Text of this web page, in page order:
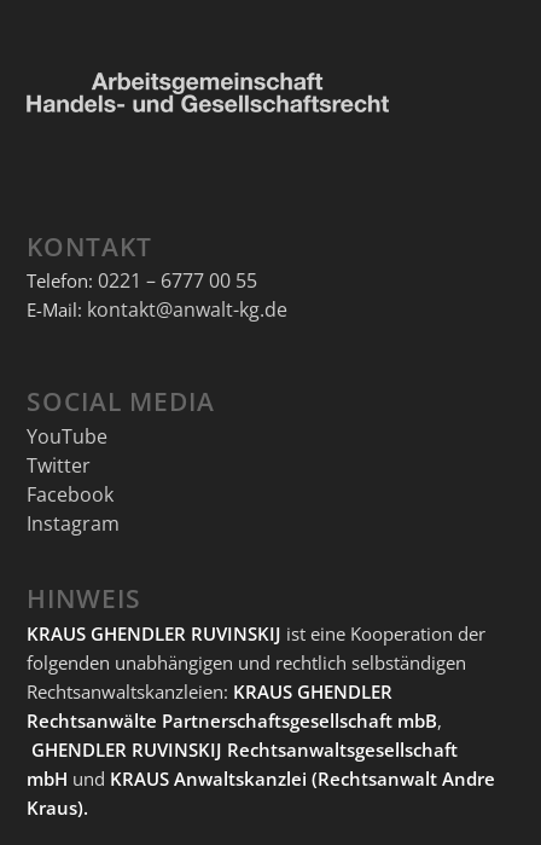
KONTAKT
Telefon: 0221 – 6777 00 55
E-Mail: kontakt@anwalt-kg.de
SOCIAL MEDIA
YouTube
Twitter
Facebook
Instagram
HINWEIS
KRAUS GHENDLER RUVINSKIJ ist eine Kooperation der
folgenden unabhängigen und rechtlich selbständigen
Rechtsanwaltskanzleien: KRAUS GHENDLER
Rechtsanwälte Partnerschaftsgesellschaft mbB,
GHENDLER RUVINSKIJ Rechtsanwaltsgesellschaft
mbH und KRAUS Anwaltskanzlei (Rechtsanwalt Andre
Kraus).